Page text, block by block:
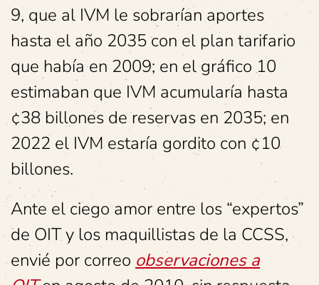
9, que al IVM le sobrarían aportes
hasta el año 2035 con el plan tarifario
que había en 2009; en el gráfico 10
estimaban que IVM acumularía hasta
¢38 billones de reservas en 2035; en
2022 el IVM estaría gordito con ¢10
billones.
Ante el ciego amor entre los “expertos”
de OIT y los maquillistas de la CCSS,
envié por correo observaciones a